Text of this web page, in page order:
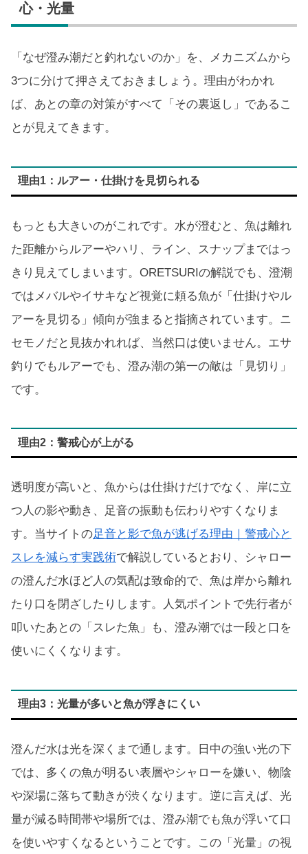
心・光量
「なぜ澄み潮だと釣れないのか」を、メカニズムから
3つに分けて押さえておきましょう。理由がわかれ
ば、あとの章の対策がすべて「その裏返し」であるこ
とが見えてきます。
理由1：ルアー・仕掛けを見切られる
もっとも大きいのがこれです。水が澄むと、魚は離れ
た距離からルアーやハリ、ライン、スナップまではっ
きり見えてしまいます。ORETSURIの解説でも、澄潮
ではメバルやイサキなど視覚に頼る魚が「仕掛けやル
アーを見切る」傾向が強まると指摘されています。ニ
セモノだと見抜かれれば、当然口は使いません。エサ
釣りでもルアーでも、澄み潮の第一の敵は「見切り」
です。
理由2：警戒心が上がる
透明度が高いと、魚からは仕掛けだけでなく、岸に立
つ人の影や動き、足音の振動も伝わりやすくなりま
す。当サイトの足音と影で魚が逃げる理由｜警戒心と
スレを減らす実践術で解説しているとおり、シャロー
の澄んだ水ほど人の気配は致命的で、魚は岸から離れ
たり口を閉ざしたりします。人気ポイントで先行者が
叩いたあとの「スレた魚」も、澄み潮では一段と口を
使いにくくなります。
理由3：光量が多いと魚が浮きにくい
澄んだ水は光を深くまで通します。日中の強い光の下
では、多くの魚が明るい表層やシャローを嫌い、物陰
や深場に落ちて動きが渋くなります。逆に言えば、光
量が減る時間帯や場所では、澄み潮でも魚が浮いて口
を使いやすくなるということです。この「光量」の視